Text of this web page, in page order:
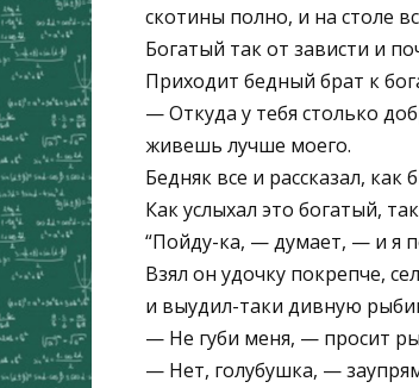
скотины полно, и на столе
Богатый так от зависти и
Приходит бедный брат к
— Откуда у тебя столько
живешь лучше моего.
Бедняк все и рассказал, как
Как услыхал это богатый,
“Пойду-ка, — думает, — и я
Взял он удочку покрепче,
и выудил-таки дивную
— Не губи меня, — просит
— Нет, голубушка, —